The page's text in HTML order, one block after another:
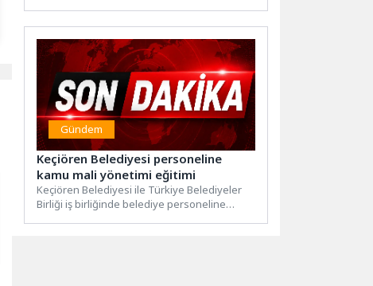
Gündem
Keçiören Belediyesi personeline
kamu mali yönetimi eğitimi
Keçiören Belediyesi ile Türkiye Belediyeler
Birliği iş birliğinde belediye personeline